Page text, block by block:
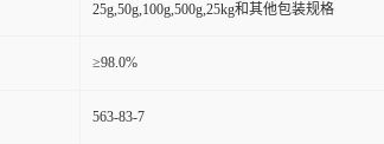
25g,50g,100g,500g,25kg和其他包装规格
≥98.0%
563-83-7